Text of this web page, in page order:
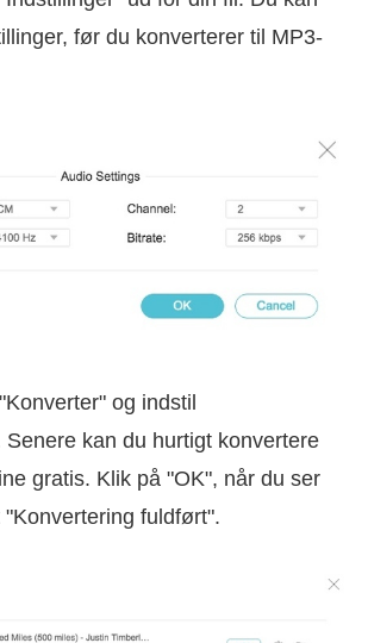
før du konverterer til MP3-
og indstil
kan du hurtigt konvertere
gratis. Klik på "OK", når du ser
fuldført".